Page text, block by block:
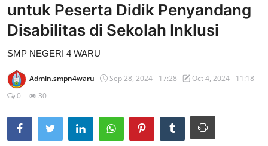
SMP
SD
Video SMP
Video SD
Gallery
untuk Peserta Didik Penyandang
Disabilitas di Sekolah Inklusi
SMP NEGERI 4 WARU
Admin.smpn4waru Sep 28, 2024 - 17:28
Oct 4, 2024 - 11:18
0
30